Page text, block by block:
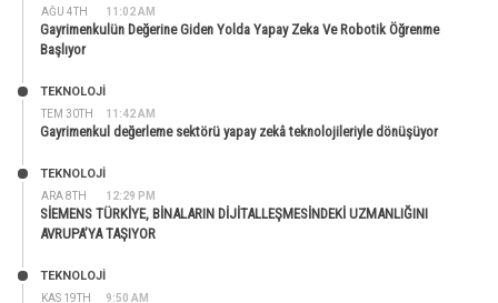
AĞU 4TH 11:02 AM
Gayrimenkulün Değerine Giden Yolda Yapay Zeka Ve Robotik Öğrenme
Başlıyor
TEM 30TH 11:42 AM
TEKNOLOJİ
Gayrimenkul değerleme sektörü yapay zekâ teknolojileriyle dönüşüyor
ARA 8TH 12:29 PM
TEKNOLOJİ
SİEMENS TÜRKİYE, BİNALARIN DİJİTALLEŞMESİNDEKİ UZMANLIĞINI
AVRUPA’YA TAŞIYOR
KAS 19TH 9:50 AM
TEKNOLOJİ